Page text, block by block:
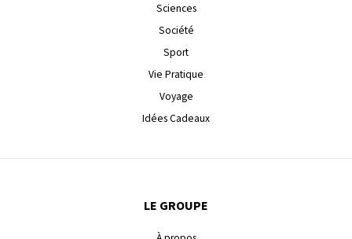
Sciences
Société
Sport
Vie Pratique
Voyage
Idées Cadeaux
LE GROUPE